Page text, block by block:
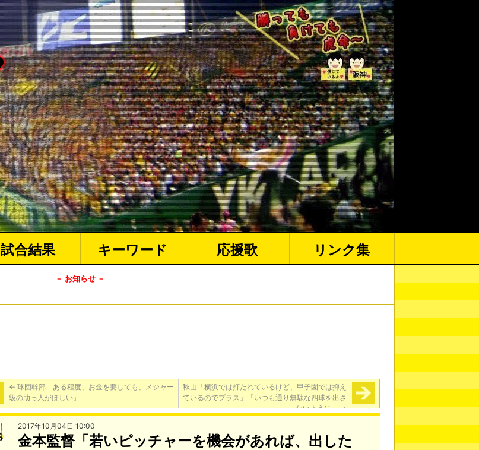
試合結果 キーワード 応援歌 リンク集
－ お知らせ －
← 球団幹部「ある程度、お金を要しても、メジャー
級の助っ人がほしい」
秋山「横浜では打たれているけど、甲子園では抑え
ているのでプラス」「いつも通り無駄な四球を出さ
ないように」→
2017年10月04日 10:00
金本監督「若いピッチャーを機会があれば、出した